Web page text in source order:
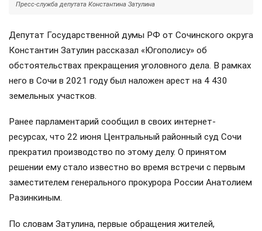
Пресс-служба депутата Константина Затулина
Депутат Государственной думы РФ от Сочинского округа
Константин Затулин рассказал «Югополису» об
обстоятельствах прекращения уголовного дела. В рамках
него в Сочи в 2021 году был наложен арест на 4 430
земельных участков.
Ранее парламентарий сообщил в своих интернет-
ресурсах, что 22 июня Центральный районный суд Сочи
прекратил производство по этому делу. О принятом
решении ему стало известно во время встречи с первым
заместителем генерального прокурора России Анатолием
Разинкиным.
По словам Затулина, первые обращения жителей,